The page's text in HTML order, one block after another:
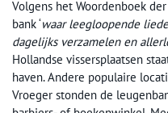
Volgens het Woordenboek
bank ‘waar leegloopende
dagelijks verzamelen en
Hollandse vissersplaatsen
haven. Andere populaire
Vroeger stonden de